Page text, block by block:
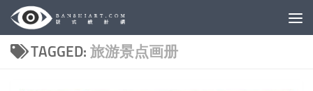
Skip to content
TAGGED: 旅游景点画册